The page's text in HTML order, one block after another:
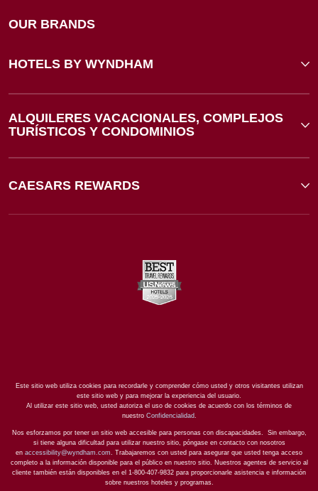
OUR BRANDS
HOTELS BY WYNDHAM
ALQUILERES VACACIONALES, COMPLEJOS
TURÍSTICOS Y CONDOMINIOS
CAESARS REWARDS
Este sitio web utiliza cookies para recordarle y comprender cómo usted y otros visitantes utilizan
este sitio web y para mejorar la experiencia del usuario.
Al utilizar este sitio web, usted autoriza el uso de cookies de acuerdo con los términos de
nuestro Confidencialidad
Nos esforzamos por tener un sitio web accesible para personas con discapacidades. Sin embargo,
si tiene alguna dificultad para utilizar nuestro sitio, póngase en contacto con nosotros
en accessibility@wyndham.com . Trabajaremos con usted para asegurar que usted tenga acceso
completo a la información disponible para el público en nuestro sitio. Nuestros agentes de servicio al
cliente también están disponibles en el 1-800-407-9832 para proporcionarle asistencia e información
sobre nuestros hoteles y programas.